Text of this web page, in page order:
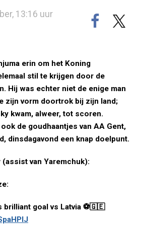
13:16 uur
erin om het Koning
stil te krijgen door de
Hij was echter niet de enige man
zijn vorm doortrok bij zijn land;
kwam, alweer, tot scoren.
de goudhaantjes van AA Gent,
dinsdagavond een knap doelpunt.
van Yaremchuk):
brilliant goal vs Latvia ⚽🇬🇪